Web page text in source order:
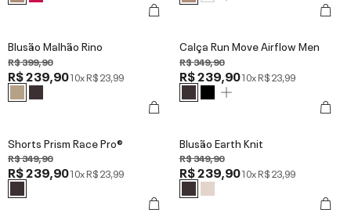
Blusão Malhão Rino
R$ 399,90
R$ 239,9010xR$ 23,99
Calça Run Move Airflow Men
R$ 349,90
R$ 239,9010xR$ 23,99
Shorts Prism Race Pro®
R$ 349,90
R$ 239,9010xR$ 23,99
Blusão Earth Knit
R$ 349,90
R$ 239,9010xR$ 23,99